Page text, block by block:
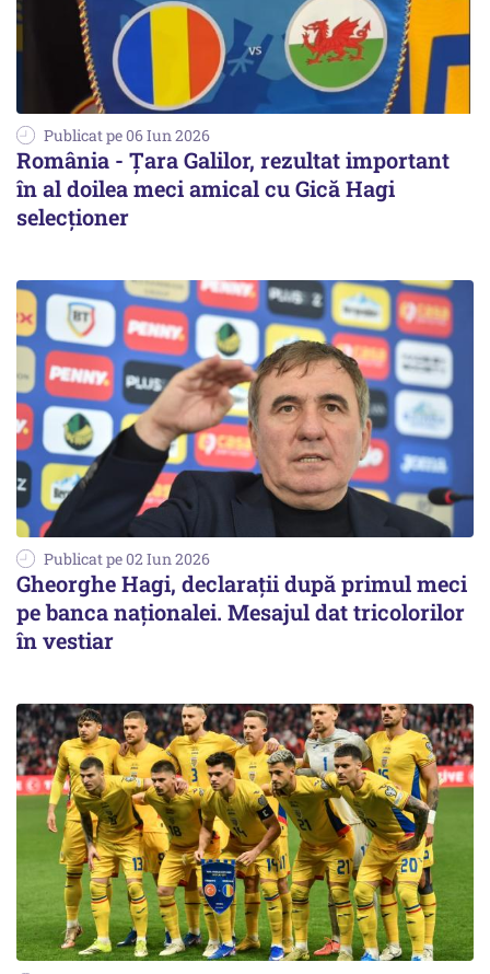
Publicat pe 06 Iun 2026
România - Țara Galilor, rezultat important
în al doilea meci amical cu Gică Hagi
selecționer
Publicat pe 02 Iun 2026
Gheorghe Hagi, declaraţii după primul meci
pe banca naţionalei. Mesajul dat tricolorilor
în vestiar